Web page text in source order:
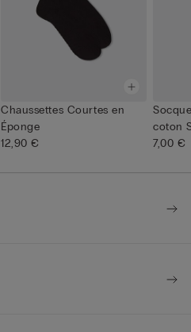
Chaussettes Courtes en
Éponge
12,90 €
coton
7,00 €